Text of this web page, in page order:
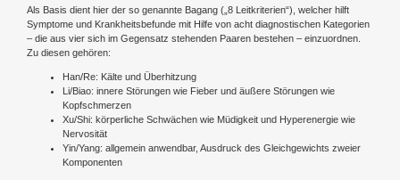
Als Basis dient hier der so genannte Bagang („8 Leitkriterien“), welcher hilft
Symptome und Krankheitsbefunde mit Hilfe von acht diagnostischen Kategorien
– die aus vier sich im Gegensatz stehenden Paaren bestehen – einzuordnen.
Zu diesen gehören:
Han/Re: Kälte und Überhitzung
Li/Biao: innere Störungen wie Fieber und äußere Störungen wie
Kopfschmerzen
Xu/Shi: körperliche Schwächen wie Müdigkeit und Hyperenergie wie
Nervosität
Yin/Yang: allgemein anwendbar, Ausdruck des Gleichgewichts zweier
Komponenten